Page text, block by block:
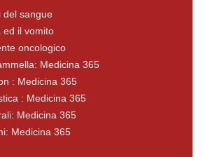
del sangue
ed il vomito
oncologico
Medicina 365
: Medicina 365
: Medicina 365
Medicina 365
Medicina 365